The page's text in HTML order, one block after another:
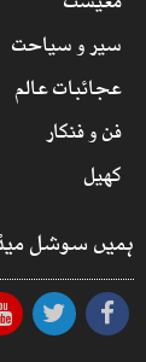
سیر و سیاحت
عجائبات عالم
فن و فنکار
کھیل
ہمیں سوشل